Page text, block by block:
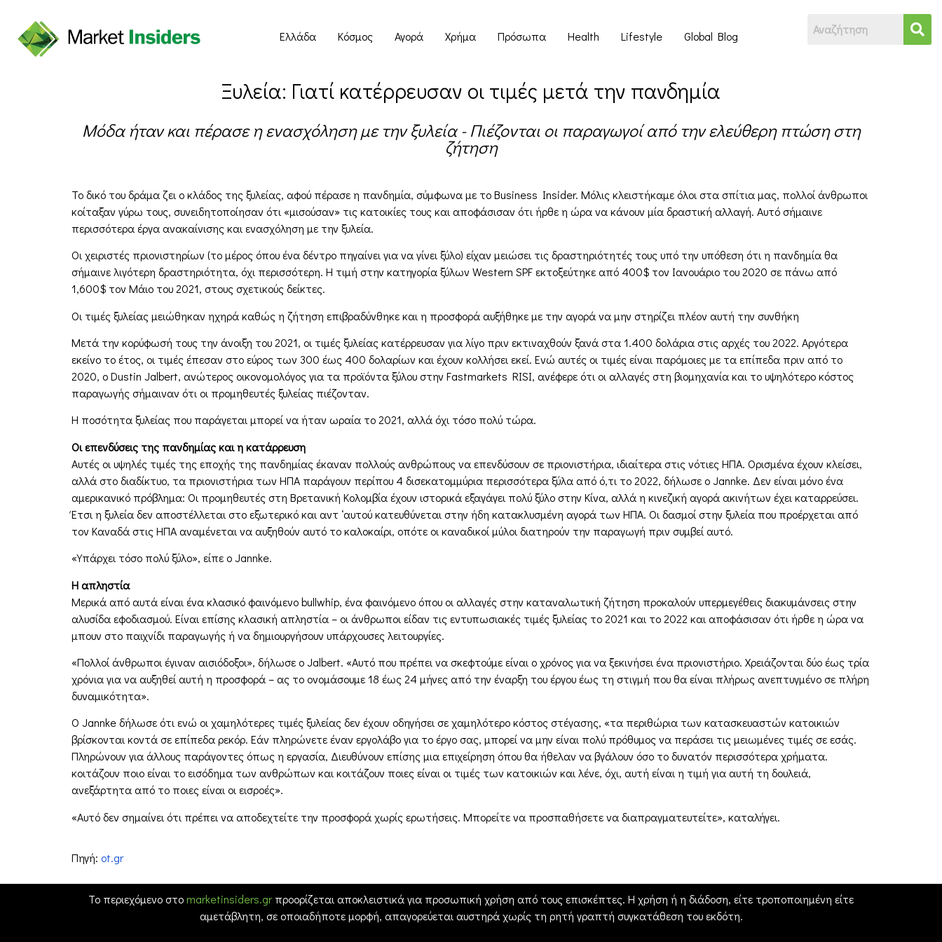
Ελλάδα Κόσμος Αγορά Χρήμα Πρόσωπα Health Lifestyle Global Blog
Ξυλεία: Γιατί κατέρρευσαν οι τιμές μετά την πανδημία
Μόδα ήταν και πέρασε η ενασχόληση με την ξυλεία - Πιέζονται οι παραγωγοί από την ελεύθερη πτώση στη
ζήτηση
Το δικό του δράμα ζει ο κλάδος της ξυλείας, αφού πέρασε η πανδημία, σύμφωνα με το Business Insider. Μόλις κλειστήκαμε όλοι στα σπίτια μας, πολλοί άνθρωποι
κοίταξαν γύρω τους, συνειδητοποίησαν ότι «μισούσαν» τις κατοικίες τους και αποφάσισαν ότι ήρθε η ώρα να κάνουν μία δραστική αλλαγή. Αυτό σήμαινε
περισσότερα έργα ανακαίνισης και ενασχόληση με την ξυλεία.
Οι χειριστές πριονιστηρίων (το μέρος όπου ένα δέντρο πηγαίνει για να γίνει ξύλο) είχαν μειώσει τις δραστηριότητές τους υπό την υπόθεση ότι η πανδημία θα
σήμαινε λιγότερη δραστηριότητα, όχι περισσότερη. Η τιμή στην κατηγορία ξύλων Western SPF εκτοξεύτηκε από 400$ τον Ιανουάριο του 2020 σε πάνω από
1,600$ τον Μάιο του 2021, στους σχετικούς δείκτες.
Οι τιμές ξυλείας μειώθηκαν ηχηρά καθώς η ζήτηση επιβραδύνθηκε και η προσφορά αυξήθηκε με την αγορά να μην στηρίζει πλέον αυτή την συνθήκη
Μετά την κορύφωσή τους την άνοιξη του 2021, οι τιμές ξυλείας κατέρρευσαν για λίγο πριν εκτιναχθούν ξανά στα 1.400 δολάρια στις αρχές του 2022. Αργότερα
εκείνο το έτος, οι τιμές έπεσαν στο εύρος των 300 έως 400 δολαρίων και έχουν κολλήσει εκεί. Ενώ αυτές οι τιμές είναι παρόμοιες με τα επίπεδα πριν από το
2020, ο Dustin Jalbert, ανώτερος οικονομολόγος για τα προϊόντα ξύλου στην Fastmarkets RISI, ανέφερε ότι οι αλλαγές στη βιομηχανία και το υψηλότερο κόστος
παραγωγής σήμαιναν ότι οι προμηθευτές ξυλείας πιέζονταν.
Η ποσότητα ξυλείας που παράγεται μπορεί να ήταν ωραία το 2021, αλλά όχι τόσο πολύ τώρα.
Οι επενδύσεις της πανδημίας και η κατάρρευση
Αυτές οι υψηλές τιμές της εποχής της πανδημίας έκαναν πολλούς ανθρώπους να επενδύσουν σε πριονιστήρια, ιδιαίτερα στις νότιες ΗΠΑ. Ορισμένα έχουν κλείσει,
αλλά στο διαδίκτυο, τα πριονιστήρια των ΗΠΑ παράγουν περίπου 4 δισεκατομμύρια περισσότερα ξύλα από ό,τι το 2022, δήλωσε ο Jannke. Δεν είναι μόνο ένα
αμερικανικό πρόβλημα: Οι προμηθευτές στη Βρετανική Κολομβία έχουν ιστορικά εξαγάγει πολύ ξύλο στην Κίνα, αλλά η κινεζική αγορά ακινήτων έχει καταρρεύσει.
Έτσι η ξυλεία δεν αποστέλλεται στο εξωτερικό και αντ ‘αυτού κατευθύνεται στην ήδη κατακλυσμένη αγορά των ΗΠΑ. Οι δασμοί στην ξυλεία που προέρχεται από
τον Καναδά στις ΗΠΑ αναμένεται να αυξηθούν αυτό το καλοκαίρι, οπότε οι καναδικοί μύλοι διατηρούν την παραγωγή πριν συμβεί αυτό.
«Υπάρχει τόσο πολύ ξύλο», είπε ο Jannke.
Η απληστία
Μερικά από αυτά είναι ένα κλασικό φαινόμενο bullwhip, ένα φαινόμενο όπου οι αλλαγές στην καταναλωτική ζήτηση προκαλούν υπερμεγέθεις διακυμάνσεις στην
αλυσίδα εφοδιασμού. Είναι επίσης κλασική απληστία – οι άνθρωποι είδαν τις εντυπωσιακές τιμές ξυλείας το 2021 και το 2022 και αποφάσισαν ότι ήρθε η ώρα να
μπουν στο παιχνίδι παραγωγής ή να δημιουργήσουν υπάρχουσες λειτουργίες.
«Πολλοί άνθρωποι έγιναν αισιόδοξοι», δήλωσε ο Jalbert. «Αυτό που πρέπει να σκεφτούμε είναι ο χρόνος για να ξεκινήσει ένα πριονιστήριο. Χρειάζονται δύο έως τρία
χρόνια για να αυξηθεί αυτή η προσφορά – ας το ονομάσουμε 18 έως 24 μήνες από την έναρξη του έργου έως τη στιγμή που θα είναι πλήρως ανεπτυγμένο σε πλήρη
δυναμικότητα».
Ο Jannke δήλωσε ότι ενώ οι χαμηλότερες τιμές ξυλείας δεν έχουν οδηγήσει σε χαμηλότερο κόστος στέγασης, «τα περιθώρια των κατασκευαστών κατοικιών
βρίσκονται κοντά σε επίπεδα ρεκόρ. Εάν πληρώνετε έναν εργολάβο για το έργο σας, μπορεί να μην είναι πολύ πρόθυμος να περάσει τις μειωμένες τιμές σε εσάς.
Πληρώνουν για άλλους παράγοντες όπως η εργασία, Διευθύνουν επίσης μια επιχείρηση όπου θα ήθελαν να βγάλουν όσο το δυνατόν περισσότερα χρήματα.
κοιτάζουν ποιο είναι το εισόδημα των ανθρώπων και κοιτάζουν ποιες είναι οι τιμές των κατοικιών και λένε, όχι, αυτή είναι η τιμή για αυτή τη δουλειά,
ανεξάρτητα από το ποιες είναι οι εισροές».
«Αυτό δεν σημαίνει ότι πρέπει να αποδεχτείτε την προσφορά χωρίς ερωτήσεις. Μπορείτε να προσπαθήσετε να διαπραγματευτείτε», καταλήγει.
Πηγή: ot.gr
Το περιεχόμενο στοmarketinsiders.grπροορίζεται αποκλειστικά για προσωπική χρήση από τους επισκέπτες. Η χρήση ή η διάδοση, είτε τροποποιημένη είτε
αμετάβλητη, σε οποιαδήποτε μορφή, απαγορεύεται αυστηρά χωρίς τη ρητή γραπτή συγκατάθεση του εκδότη.